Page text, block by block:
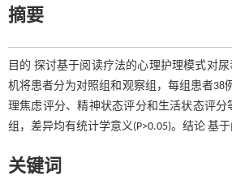
摘要
目的 探讨基于阅读疗法的心理护理模式对
机将患者分为对照组和观察组，每组患者
理焦虑评分、精神状态评分和生活状态评
组，差异均有统计学意义(P>0.05)。结论 基
关键词